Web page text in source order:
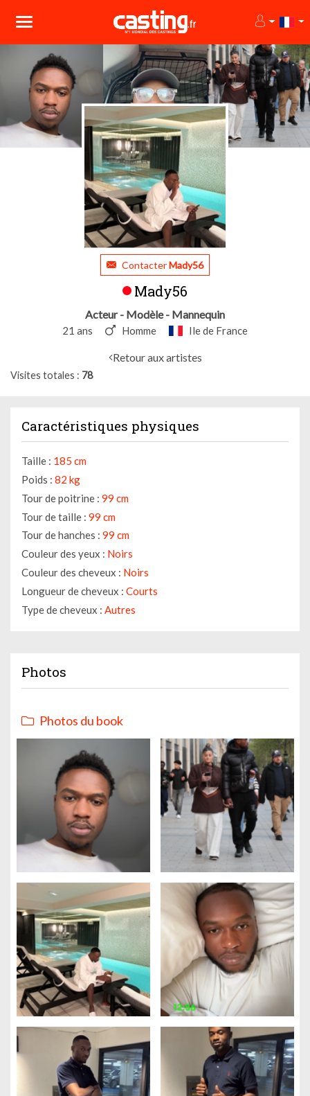
ContacterMady56
Mady56
Acteur - Modèle - Mannequin
21 ans Homme Ile de France
Retour aux artistes
Visites totales 78
Caractéristiques physiques
Taille : 185 cm
Poids : 82 kg
Tour de poitrine : 99 cm
Tour de taille : 99 cm
Tour de hanches : 99 cm
Couleur des yeux : Noirs
Couleur des cheveux : Noirs
Longueur de cheveux : Courts
Type de cheveux : Autres
Photos
Photos du book